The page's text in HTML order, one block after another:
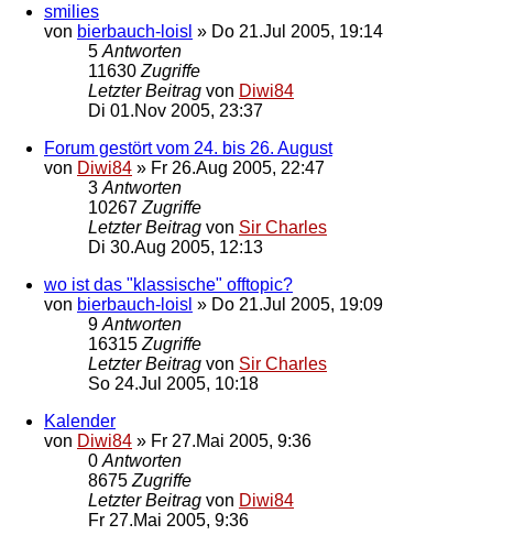
smilies
von bierbauch-loisl » Do 21.Jul 2005, 19:14
5 Antworten
11630 Zugriffe
Letzter Beitrag von Diwi84
Di 01.Nov 2005, 23:37
Forum gestört vom 24. bis 26. August
von Diwi84 » Fr 26.Aug 2005, 22:47
3 Antworten
10267 Zugriffe
Letzter Beitrag von Sir Charles
Di 30.Aug 2005, 12:13
wo ist das "klassische" offtopic?
von bierbauch-loisl » Do 21.Jul 2005, 19:09
9 Antworten
16315 Zugriffe
Letzter Beitrag von Sir Charles
So 24.Jul 2005, 10:18
Kalender
von Diwi84 » Fr 27.Mai 2005, 9:36
0 Antworten
8675 Zugriffe
Letzter Beitrag von Diwi84
Fr 27.Mai 2005, 9:36